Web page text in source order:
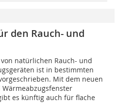
den Rauch- und
natürlichen Rauch- und
ist in bestimmten
Mit dem neuen
Wärmeabzugsfenster
es künftig auch für flache